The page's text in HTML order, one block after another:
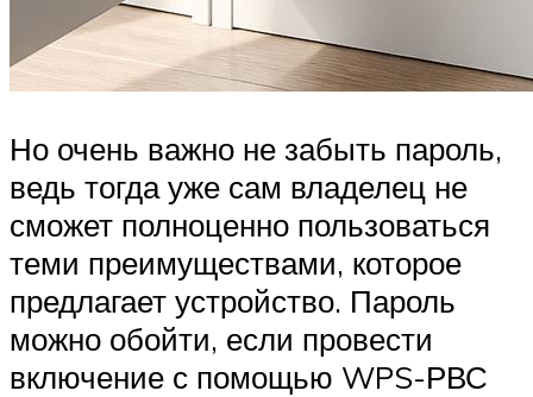
Но очень важно не забыть пароль,
ведь тогда уже сам владелец не
сможет полноценно пользоваться
теми преимуществами, которое
предлагает устройство. Пароль
можно обойти, если провести
включение с помощью WPS-РВС